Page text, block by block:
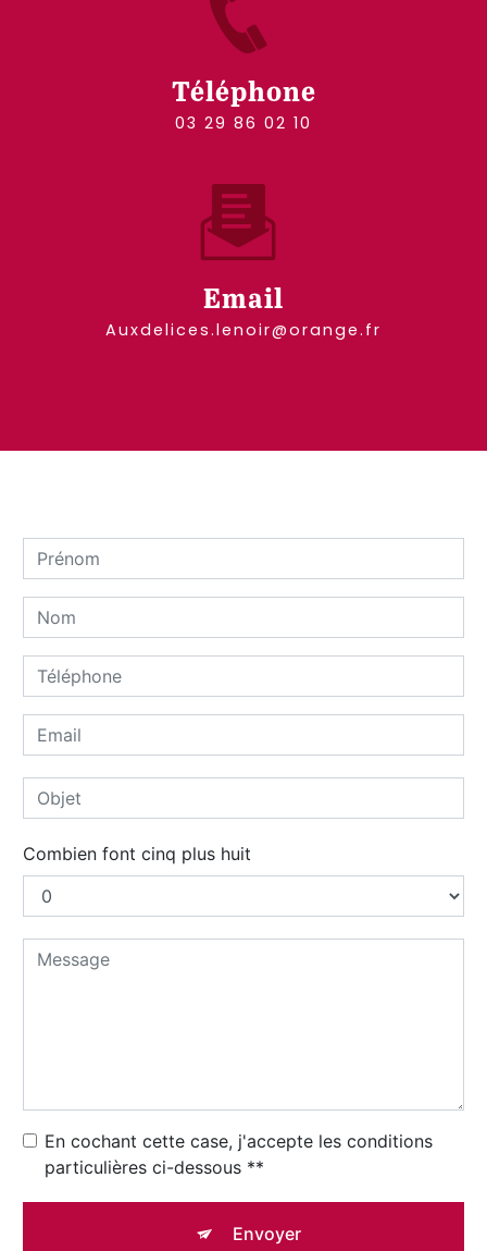
Téléphone
03 29 86 02 10
Email
auxdelices.lenoir@orange.fr
Combien font cinq plus huit
En cochant cette case, j'accepte les conditions
particulières ci-dessous **
Envoyer